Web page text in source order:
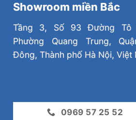
Showroom miền Bắc
Tầng 3, Số 93 Đường Tô
Phường Quang Trung,
Đông, Thành phố Hà Nội, Việt
0969 57 25 52